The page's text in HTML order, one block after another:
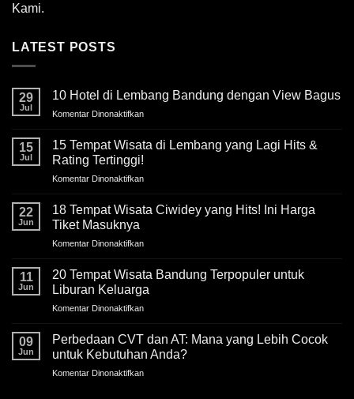
Kami.
LATEST POSTS
29
Jul
10 Hotel di Lembang Bandung dengan View Bagus
Komentar Dinonaktifkan
Hotel
View
15
Jul
15 Tempat Wisata di Lembang yang Lagi Hits &
Rating Tertinggi!
Komentar Dinonaktifkan
Tempat
Lagi
Hits
22
Jun
18 Tempat Wisata Ciwidey yang Hits! Ini Harga
Tiket Masuknya
Komentar Dinonaktifkan
Tempat
Ciwidey
Ini
Harga
11
Jun
20 Tempat Wisata Bandung Terpopuler untuk
Liburan Keluarga
Komentar Dinonaktifkan
Tempat
Wisata
Bandung
09
Jun
Perbedaan CVT dan AT: Mana yang Lebih Cocok
untuk Kebutuhan Anda?
Komentar Dinonaktifkan